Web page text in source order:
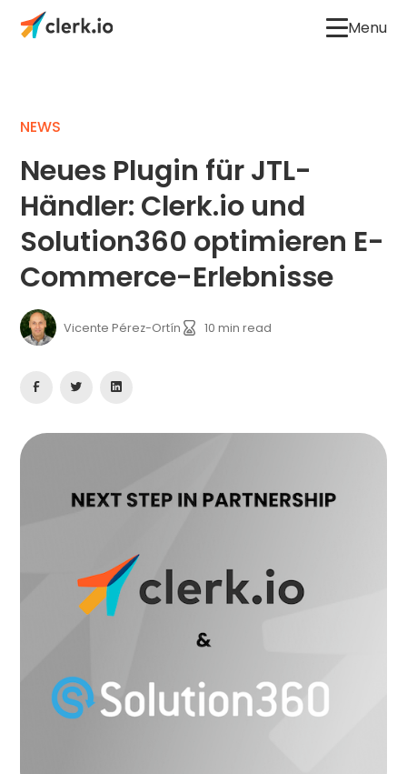
Menu
NEWS
Neues Plugin für JTL-
Händler: Clerk.io und
Solution360 optimieren E-
Commerce-Erlebnisse
Vicente Pérez-Ortín 10 min read